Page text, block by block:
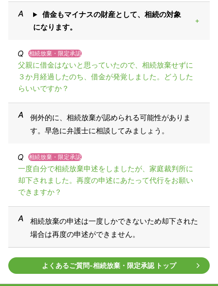
借金もマイナスの財産として、相続の対象
になります。
相続放棄・限定承認
父親に借金はないと思っていたので、相続放棄せずに
３か月経過したのち、借金が発覚しました。どうした
らいいですか？
例外的に、相続放棄が認められる可能性がありま
す。早急に弁護士に相談してみましょう。
相続放棄・限定承認
一度自分で相続放棄申述をしましたが、家庭裁判所に
却下されました。再度の申述にあたって代行をお願い
できますか？
相続放棄の申述は一度しかできないため却下された
場合は再度の申述ができません。
よくあるご質問‐相続放棄・限定承認 トップ